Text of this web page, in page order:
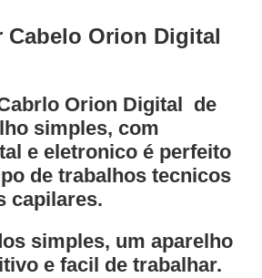
Cabelo Orion Digital
Orion Digital de
simples, com
e eletronico é perfeito
de trabalhos tecnicos
capilares.
simples, um aparelho
e facil de trabalhar.